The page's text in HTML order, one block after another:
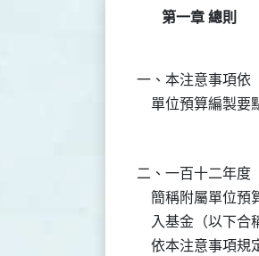
第一章 總則
一、本注意事項依
二、一百十二年度
簡稱附屬單位
入基金（以下